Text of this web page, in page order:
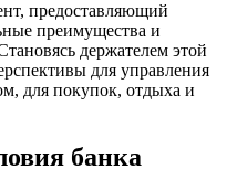
предоставляющий
преимущества и
держателем этой
для управления
для покупок, отдыха и
банка